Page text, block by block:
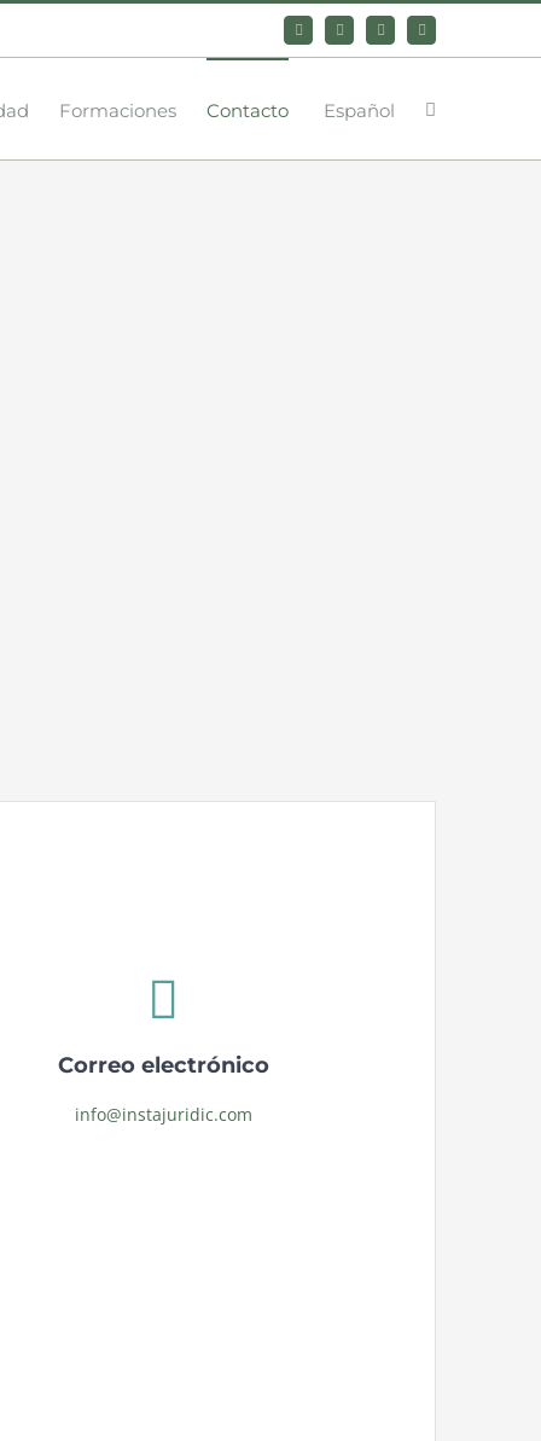
BlueskyLinkedInYouTubeInstagram
Formaciones Contacto Español
Correo electrónico
info@instajuridic.com